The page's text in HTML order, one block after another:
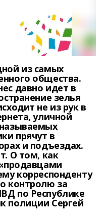
из самых
общества.
давно идет в
зелья
не из рук в
уличной
прячут в
и подъездах.
О том, как
корреспонденту
контролю за
по Республике
полиции Сергей